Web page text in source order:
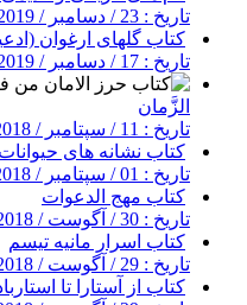
تاریخ : 23 / دسامبر / 2019
کتاب گلهای ارغوان
تاریخ : 17 / دسامبر / 2019
الزَّمان
تاریخ : 11 / سپتامبر / 2018
کتاب نشانه های
تاریخ : 01 / سپتامبر / 2018
کتاب مهج الدعوات
تاریخ : 30 / آگوست / 2018
کتاب اسرار مانیه تیسم
تاریخ : 29 / آگوست / 2018
کتاب از آستارا تا